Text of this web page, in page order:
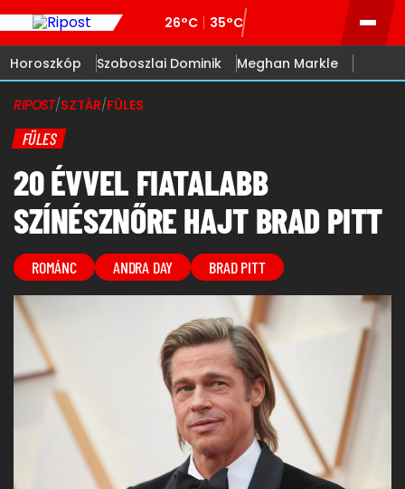
26°C 35°C
Horoszkóp Szoboszlai Dominik Meghan Markle
RIPOST/SZTÁR/FÜLES
FÜLES
20 ÉVVEL FIATALABB
SZÍNÉSZNŐRE HAJT BRAD PITT
ROMÁNC ANDRA DAY BRAD PITT